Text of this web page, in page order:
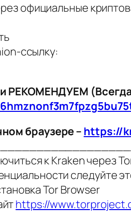
официальные
ссылку:
РЕКОМЕНДУЕМ
браузере – https://
к Kraken через
следуйте
Tor Browser
https://